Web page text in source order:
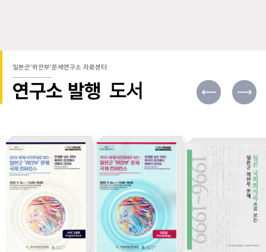
일본군’위안부’문제연구소 자료센터
연구소 발행 도서